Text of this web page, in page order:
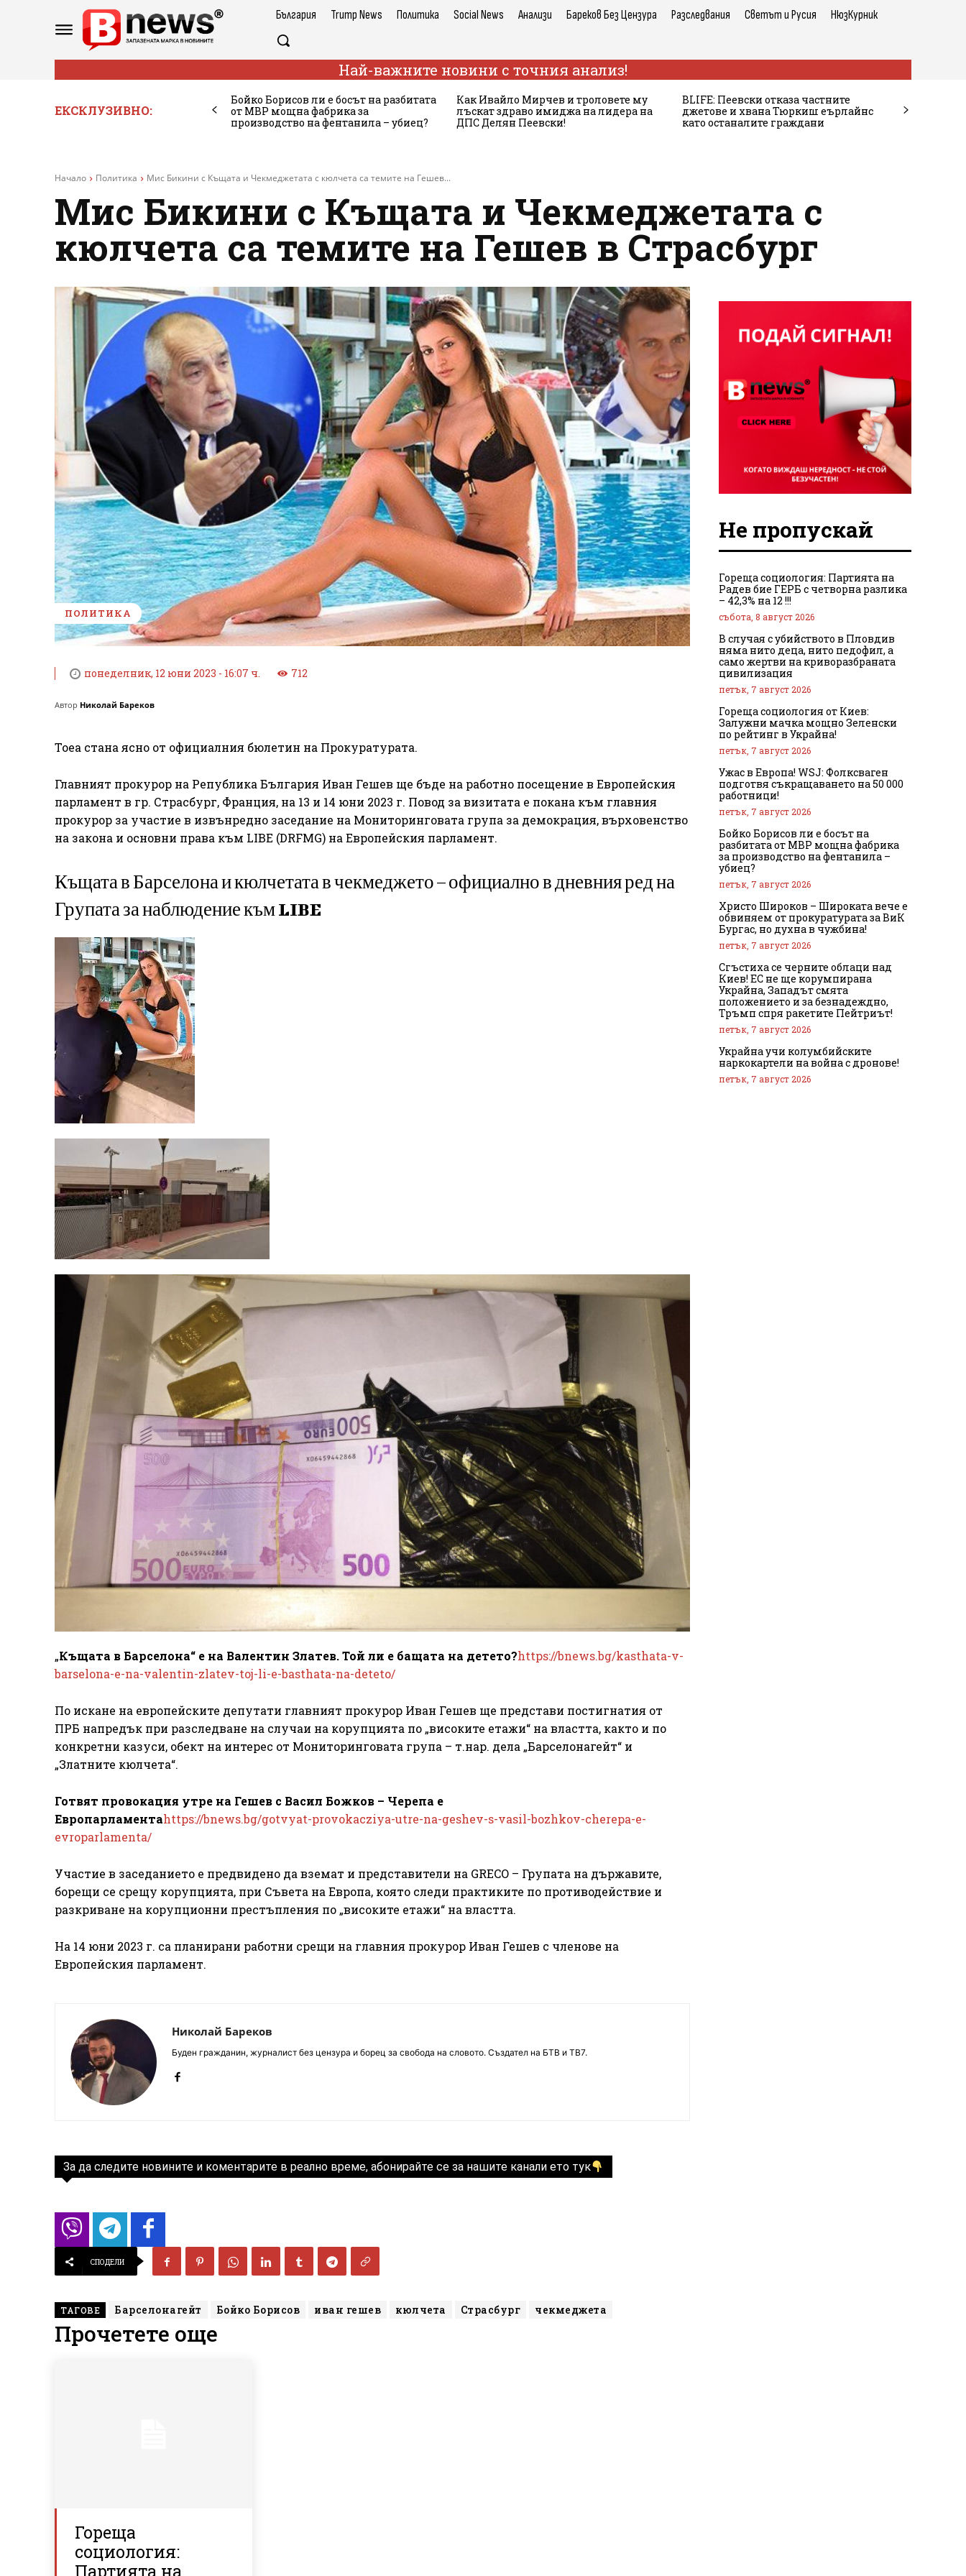
България Trump News Политика Social News Анализи Бареков Без Цензура Разследвания Светът и Русия НюзКурник
Най-важните новини с точния анализ!
ЕКСКЛУЗИВНО:
Бойко Борисов ли е босът на разбитата
от МВР мощна фабрика за
производство на фентанила – убиец?
Как Ивайло Мирчев и троловете му
лъскат здраво имиджа на лидера на
ДПС Делян Пеевски!
BLIFE: Пеевски отказа частните
джетове и хвана Тюркиш еърлайнс
като останалите граждани
Начало Политика Мис Бикини с Къщата и Чекмеджетата с кюлчета са темите на Гешев...
Мис Бикини с Къщата и Чекмеджетата с
кюлчета са темите на Гешев в Страсбург
ПОЛИТИКА
понеделник, 12 юни 2023 - 16:07 ч. 712
Автор Николай Бареков
Тоеа стана ясно от официалния бюлетин на Прокуратурата.
Главният прокурор на Република България Иван Гешев ще бъде на работно посещение в Европейския
парламент в гр. Страсбург, Франция, на 13 и 14 юни 2023 г. Повод за визитата е покана към главния
прокурор за участие в извънредно заседание на Мониторинговата група за демокрация, върховенство
на закона и основни права към LIBE (DRFMG) на Европейския парламент.
Къщата в Барселона и кюлчетата в чекмеджето – официално в дневния ред на
Групата за наблюдение към LIBE
„Къщата в Барселона“ е на Валентин Златев. Той ли е бащата на детето?https://bnews.bg/kasthata-v-
barselona-e-na-valentin-zlatev-toj-li-e-basthata-na-deteto/
По искане на европейските депутати главният прокурор Иван Гешев ще представи постигнатия от
ПРБ напредък при разследване на случаи на корупцията по „високите етажи“ на властта, както и по
конкретни казуси, обект на интерес от Мониторинговата група – т.нар. дела „Барселонагейт“ и
„Златните кюлчета“.
Готвят провокация утре на Гешев с Васил Божков – Черепа е
Европарламентаhttps://bnews.bg/gotvyat-provokacziya-utre-na-geshev-s-vasil-bozhkov-cherepa-e-
evroparlamenta/
Участие в заседанието е предвидено да вземат и представители на GRECO – Групата на държавите,
борещи се срещу корупцията, при Съвета на Европа, която следи практиките по противодействие и
разкриване на корупционни престъпления по „високите етажи“ на властта.
На 14 юни 2023 г. са планирани работни срещи на главния прокурор Иван Гешев с членове на
Европейския парламент.
Николай Бареков
Буден гражданин, журналист без цензура и борец за свобода на словото. Създател на БТВ и ТВ7.
За да следите новините и коментарите в реално време, абонирайте се за нашите канали ето тук
СПОДЕЛИ
ТАГОВЕ Барселонагейт Бойко Борисов иван гешев кюлчета Страсбург чекмеджета
Прочетете още
Гореща
социология:
Партията на
Не пропускай
Гореща социология: Партията на
Радев бие ГЕРБ с четворна разлика
– 42,3% на 12 !!!
събота, 8 август 2026
В случая с убийството в Пловдив
няма нито деца, нито педофил, а
само жертви на криворазбраната
цивилизация
петък, 7 август 2026
Гореща социология от Киев:
Залужни мачка мощно Зеленски
по рейтинг в Украйна!
петък, 7 август 2026
Ужас в Европа! WSJ: Фолксваген
подготвя съкращаването на 50 000
работници!
петък, 7 август 2026
Бойко Борисов ли е босът на
разбитата от МВР мощна фабрика
за производство на фентанила –
убиец?
петък, 7 август 2026
Христо Широков – Широката вече е
обвиняем от прокуратурата за ВиК
Бургас, но духна в чужбина!
петък, 7 август 2026
Сгъстиха се черните облаци над
Киев! ЕС не ще корумпирана
Украйна, Западът смята
положението и за безнадеждно,
Тръмп спря ракетите Пейтриът!
петък, 7 август 2026
Украйна учи колумбийските
наркокартели на война с дронове!
петък, 7 август 2026